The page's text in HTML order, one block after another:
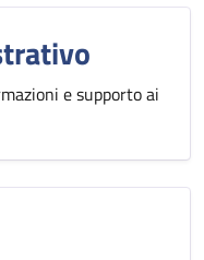
e supporto ai